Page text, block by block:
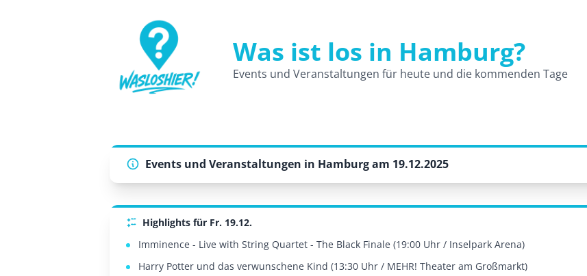
WasLosHier - Dein Portal für Events und Veranstaltungen
Was ist los in Hamburg?
Events und Veranstaltungen für heute und die kommenden Tage
Events und Veranstaltungen in Hamburg am 19.12.2025
Highlights für Fr. 19.12.
Imminence - Live with String Quartet - The Black Finale (19:00 Uhr / Inselpark Arena)
Harry Potter und das verwunschene Kind (13:30 Uhr / MEHR! Theater am Großmarkt)